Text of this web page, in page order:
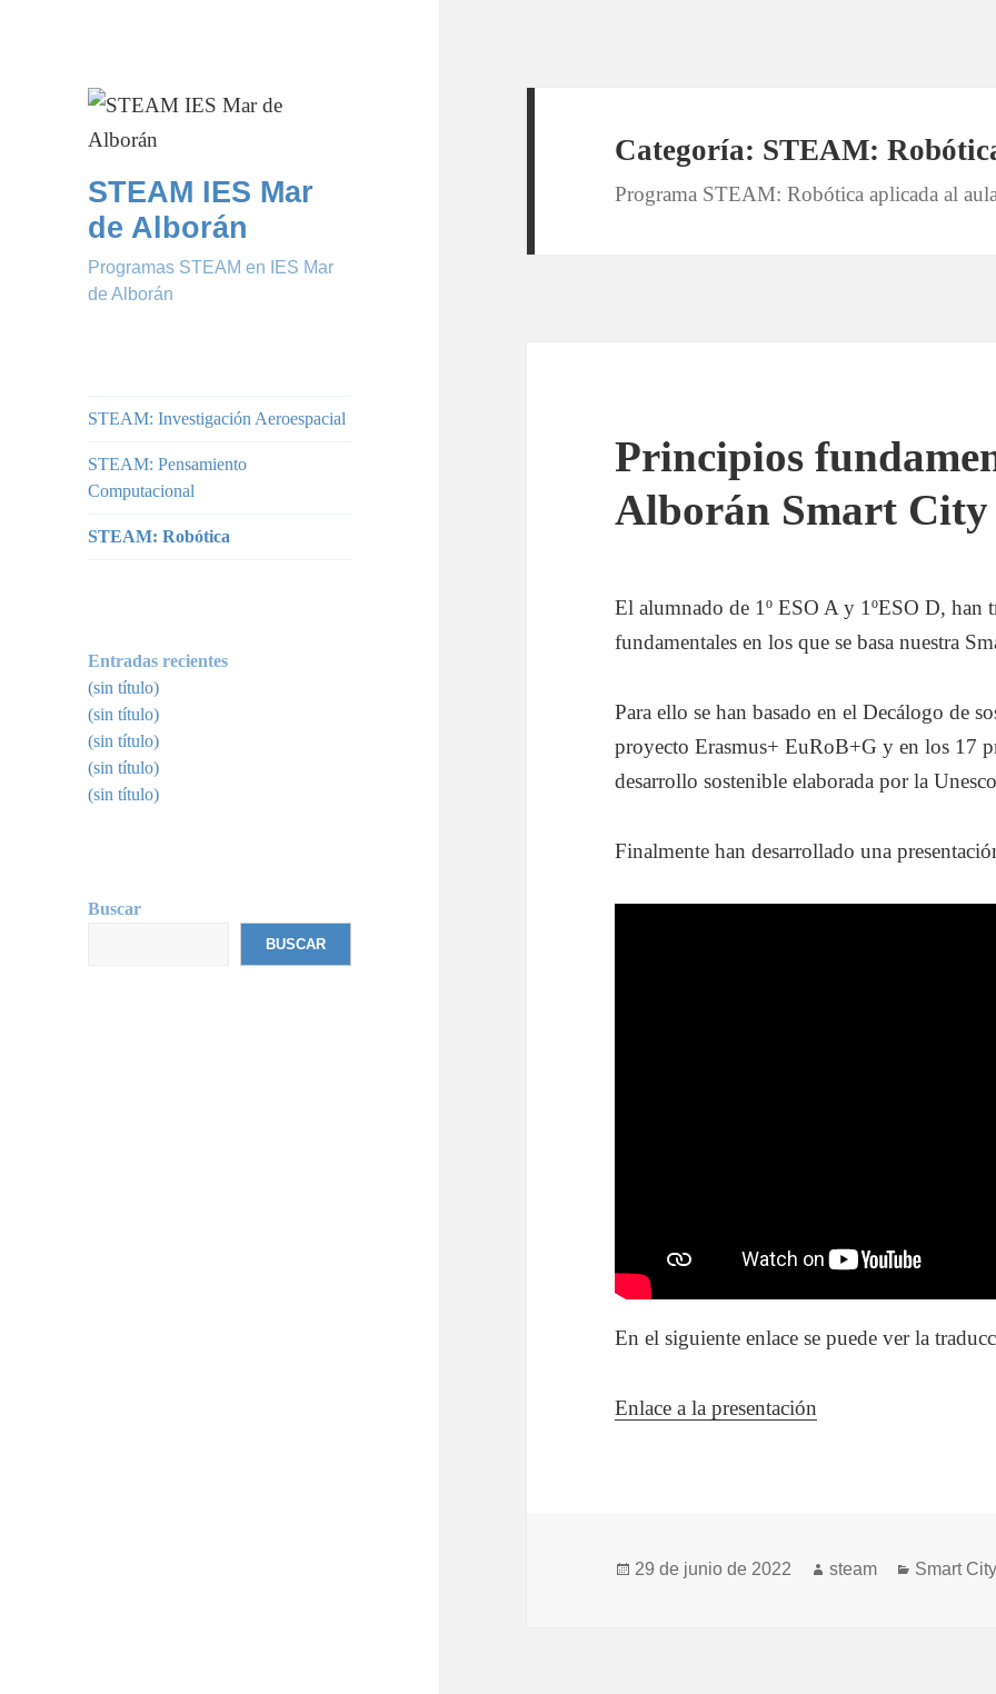
STEAM IES Mar
de Alborán
Programas STEAM en IES Mar
de Alborán
STEAM: Investigación Aeroespacial
STEAM: Pensamiento
Computacional
STEAM: Robótica
Entradas recientes
(sin título)
(sin título)
(sin título)
(sin título)
(sin título)
Buscar
BUSCAR
Categoría: STEAM:
Programa STEAM: Robótica aplicada al aula
Principios
Alborán Smart City
El alumnado de 1º ESO A y 1ºESO D, han
fundamentales en los que se basa nuestra
Para ello se han basado en el Decálogo de
proyecto Erasmus+ EuRoB+G y en los 17
desarrollo sostenible elaborada por la
Finalmente han desarrollado una
En el siguiente enlace se puede ver la
Enlace a la presentación
Publicado
29 de junio de 2022 Autor
steam Smart City